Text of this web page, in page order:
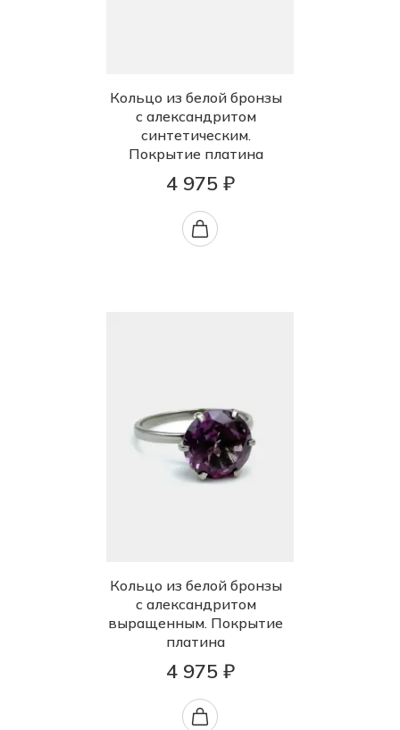
Кольцо из белой бронзы
с александритом
синтетическим.
Покрытие платина
4 975 ₽
Кольцо из белой бронзы
с александритом
выращенным. Покрытие
платина
4 975 ₽